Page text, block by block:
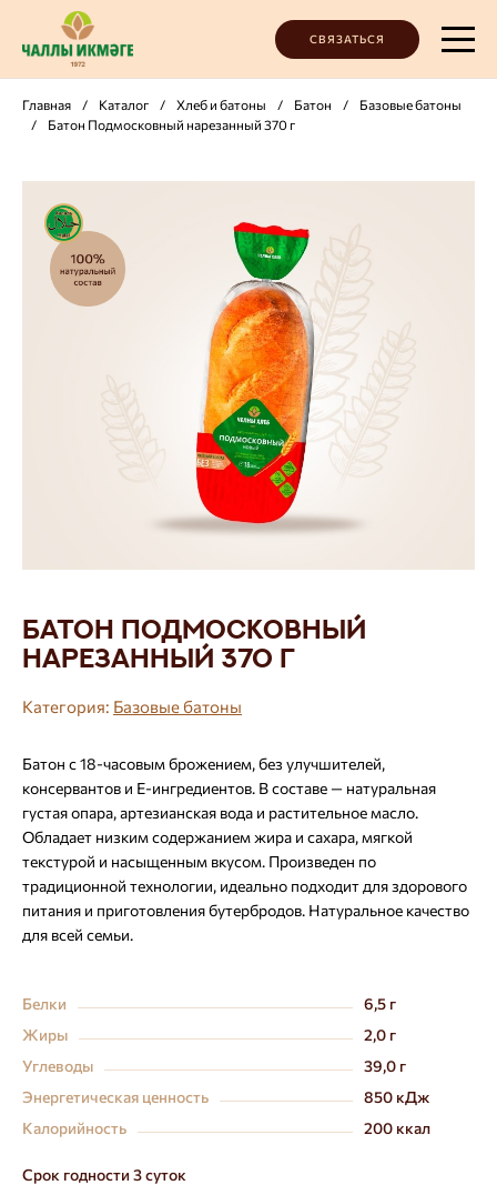
СВЯЗАТЬСЯ
Главная / Каталог / Хлеб и батоны / Батон /
Базовые батоны
/
Батон Подмосковный нарезанный 370 г
Батон Подмосковный
нарезанный 370 г
Категория: Базовые батоны
Батон с 18-часовым брожением, без улучшителей,
консервантов и Е-ингредиентов. В составе — натуральная
густая опара, артезианская вода и растительное масло.
Обладает низким содержанием жира и сахара, мягкой
текстурой и насыщенным вкусом. Произведен по
традиционной технологии, идеально подходит для здорового
питания и приготовления бутербродов. Натуральное качество
для всей семьи.
Белки
6,5 г
Жиры
2,0 г
Углеводы
39,0 г
Энергетическая ценность
850 кДж
Калорийность
200 ккал
Срок годности 3 суток